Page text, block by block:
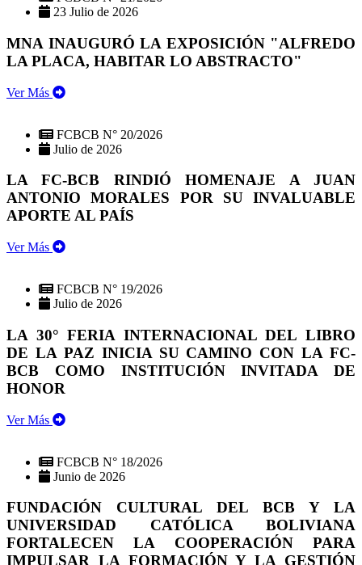
23 Julio de 2026
MNA INAUGURÓ LA EXPOSICIÓN "ALFREDO
LA PLACA, HABITAR LO ABSTRACTO"
Ver Más
FCBCB N° 20/2026
Julio de 2026
LA FC-BCB RINDIÓ HOMENAJE A JUAN
ANTONIO MORALES POR SU INVALUABLE
APORTE AL PAÍS
Ver Más
FCBCB N° 19/2026
Julio de 2026
LA 30° FERIA INTERNACIONAL DEL LIBRO
DE LA PAZ INICIA SU CAMINO CON LA FC-
BCB COMO INSTITUCIÓN INVITADA DE
HONOR
Ver Más
FCBCB N° 18/2026
Junio de 2026
FUNDACIÓN CULTURAL DEL BCB Y LA
UNIVERSIDAD CATÓLICA BOLIVIANA
FORTALECEN LA COOPERACIÓN PARA
IMPULSAR LA FORMACIÓN Y LA GESTIÓN